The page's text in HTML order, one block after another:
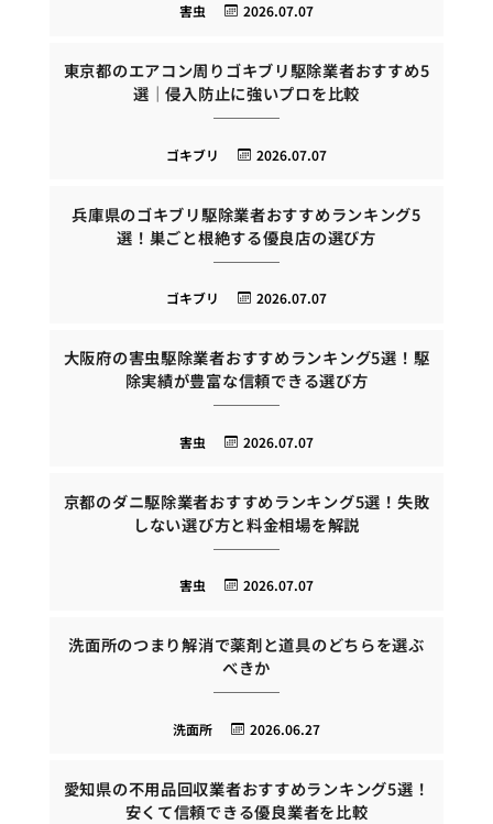
2026.07.07
害虫
東京都のエアコン周りゴキブリ駆除業者おすすめ5
選｜侵入防止に強いプロを比較
2026.07.07
ゴキブリ
兵庫県のゴキブリ駆除業者おすすめランキング5
選！巣ごと根絶する優良店の選び方
2026.07.07
ゴキブリ
大阪府の害虫駆除業者おすすめランキング5選！駆
除実績が豊富な信頼できる選び方
2026.07.07
害虫
京都のダニ駆除業者おすすめランキング5選！失敗
しない選び方と料金相場を解説
2026.07.07
害虫
洗面所のつまり解消で薬剤と道具のどちらを選ぶ
べきか
2026.06.27
洗面所
愛知県の不用品回収業者おすすめランキング5選！
安くて信頼できる優良業者を比較